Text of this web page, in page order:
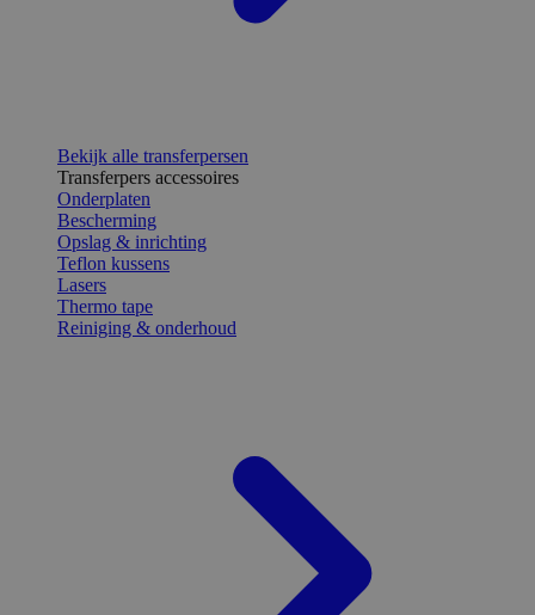
Bekijk alle transferpersen
Transferpers accessoires
Onderplaten
Bescherming
Opslag & inrichting
Teflon kussens
Lasers
Thermo tape
Reiniging & onderhoud